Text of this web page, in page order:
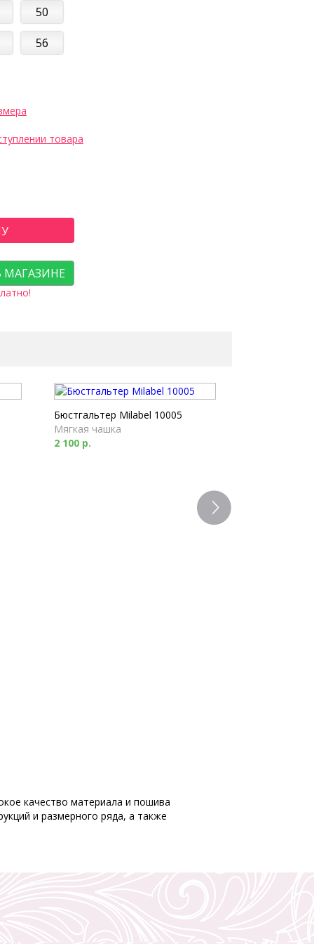
50
56
товара
МАГАЗИНЕ
Бюстгальтер Milabel 10005
Мягкая чашка
2 100 р.
качество материала и пошива
и размерного ряда, а также